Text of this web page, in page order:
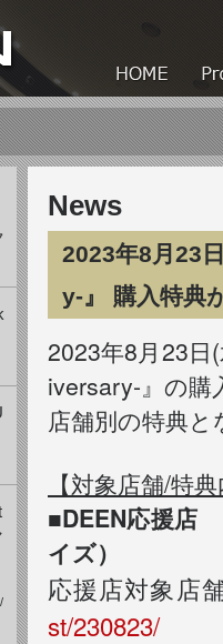
News
2023年8月23
y-』 購入特典
2023年8月23日
iversary-』の購
店舗別の特典
【対象店舗/特
■DEEN応援店
イズ）
応援店対象店
st/230823/